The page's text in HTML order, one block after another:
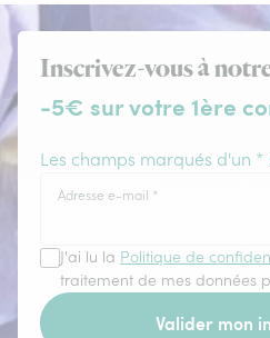
Inscrivez-vous à
-5€ sur votre 1ère
Les champs marqués d'un
Adresse e-mail *
J'ai lu la Politique de
traitement de mes données
Valider mon